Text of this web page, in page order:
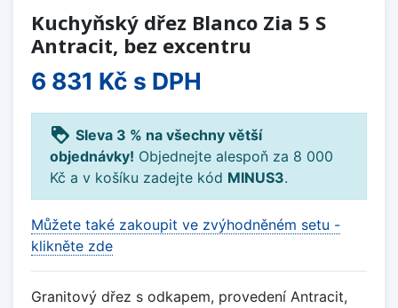
Kuchyňský dřez Blanco Zia 5 S
Antracit, bez excentru
6 831 Kč s DPH
loyalty Sleva 3 % na všechny větší
objednávky! Objednejte alespoň za 8 000
Kč a v košíku zadejte kód MINUS3.
Můžete také zakoupit ve zvýhodněném setu -
klikněte zde
Granitový dřez s odkapem, provedení Antracit,